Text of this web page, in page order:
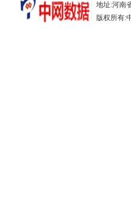
地址:河南
版权所有: